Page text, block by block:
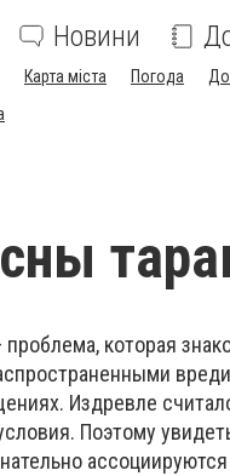
Новини
Карта міста Погода
проблема, которая
Издревле
Поэтому